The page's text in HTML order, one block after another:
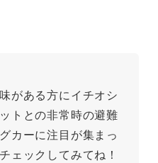
がある方にイチオシ
トとの非常時の避難
カーに注目が集まっ
ェックしてみてね！